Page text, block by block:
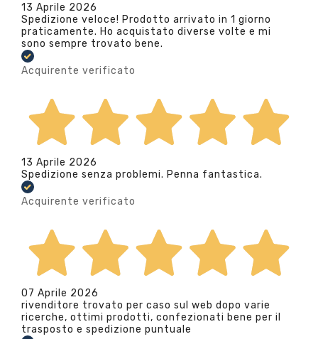
13 Aprile 2026
Spedizione veloce! Prodotto arrivato in 1 giorno
praticamente. Ho acquistato diverse volte e mi
sono sempre trovato bene.
Acquirente verificato
13 Aprile 2026
Spedizione senza problemi. Penna fantastica.
Acquirente verificato
07 Aprile 2026
rivenditore trovato per caso sul web dopo varie
ricerche, ottimi prodotti, confezionati bene per il
trasposto e spedizione puntuale